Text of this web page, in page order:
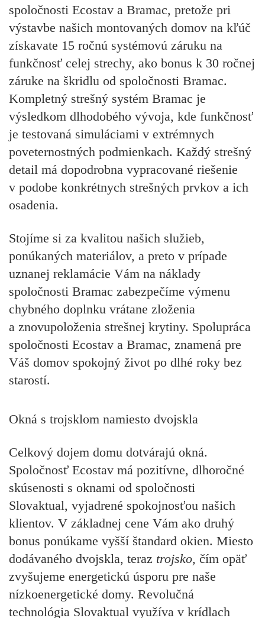
spoločnosti Ecostav a Bramac, pretože pri
výstavbe našich montovaných domov na kľúč
získavate 15 ročnú systémovú záruku na
funkčnosť celej strechy, ako bonus k 30 ročnej
záruke na škridlu od spoločnosti Bramac.
Kompletný strešný systém Bramac je
výsledkom dlhodobého vývoja, kde funkčnosť
je testovaná simuláciami v extrémnych
poveternostných podmienkach. Každý strešný
detail má dopodrobna vypracované riešenie
v podobe konkrétnych strešných prvkov a ich
osadenia.
Stojíme si za kvalitou našich služieb,
ponúkaných materiálov, a preto v prípade
uznanej reklamácie Vám na náklady
spoločnosti Bramac zabezpečíme výmenu
chybného doplnku vrátane zloženia
a znovupoloženia strešnej krytiny. Spolupráca
spoločnosti Ecostav a Bramac, znamená pre
Váš domov spokojný život po dlhé roky bez
starostí.
Okná s trojsklom namiesto dvojskla
Celkový dojem domu dotvárajú okná.
Spoločnosť Ecostav má pozitívne, dlhoročné
skúsenosti s oknami od spoločnosti
Slovaktual, vyjadrené spokojnosťou našich
klientov. V základnej cene Vám ako druhý
bonus ponúkame vyšší štandard okien. Miesto
dodávaného dvojskla, teraz trojsko, čím opäť
zvyšujeme energetickú úsporu pre naše
nízkoenergetické domy. Revolučná
technológia Slovaktual využíva v krídlach